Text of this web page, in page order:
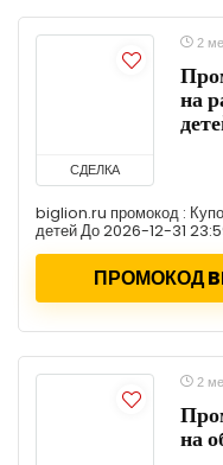
СДЕЛКА
2
на
biglion.ru промокод :
детей До 2026-12-31
ПРОМОКОД
2
на